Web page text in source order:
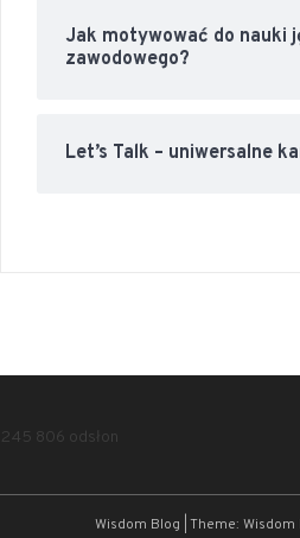
Jak motywować do nauki
zawodowego?
Let’s Talk – uniwersalne
245 806 odsłon
Wisdom Blog Theme: Wisdom